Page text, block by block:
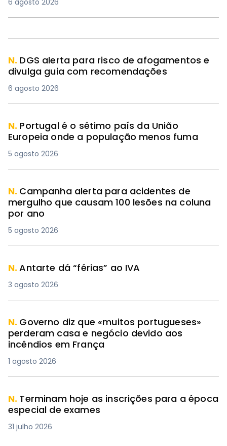
6 agosto 2026
N. DGS alerta para risco de afogamentos e
divulga guia com recomendações
6 agosto 2026
N. Portugal é o sétimo país da União
Europeia onde a população menos fuma
5 agosto 2026
N. Campanha alerta para acidentes de
mergulho que causam 100 lesões na coluna
por ano
5 agosto 2026
N.Antarte dá “férias” ao IVA
3 agosto 2026
N. Governo diz que «muitos portugueses»
perderam casa e negócio devido aos
incêndios em França
1 agosto 2026
N. Terminam hoje as inscrições para a época
especial de exames
31 julho 2026